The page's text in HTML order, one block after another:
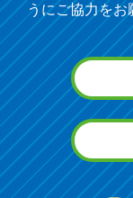
うにご協力をお